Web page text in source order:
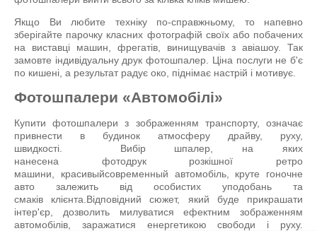
Якщо Ви любите техніку по-справжньому, то напевно
зберігайте парочку класних фотографій своїх або побачених
на виставці машин, фрегатів, винищувачів з авіашоу. Так
замовте індивідуальну друк фотошпалер. Ціна послуги не б'є
по кишені, а результат радує око, піднімає настрій і мотивує.
Фотошпалери «Автомобілі»
Купити фотошпалери з зображенням транспорту, означає
привнести в будинок атмосферу драйву, руху,
швидкості. Вибір шпалер, на яких
нанесена фотодрук розкішної ретро
машини, красивыйсовременный автомобіль, круте гоночне
авто залежить від особистих уподобань та
смаків клієнта.Відповідний сюжет, який буде прикрашати
інтер'єр, дозволить милуватися ефектним зображенням
автомобілів, заражатися енергетикою свободи і руху.